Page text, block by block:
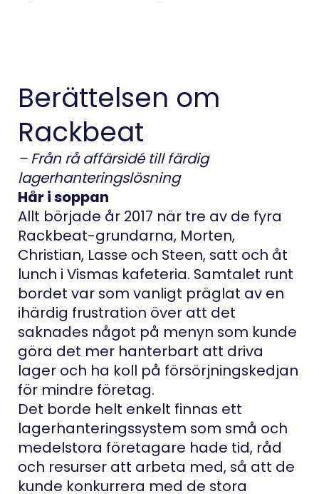
Berättelsen om
Rackbeat
– Från rå affärsidé till färdig
lagerhanteringslösning
Hår i soppan
Allt började år 2017 när tre av de fyra
Rackbeat-grundarna, Morten,
Christian, Lasse och Steen, satt och åt
lunch i Vismas kafeteria. Samtalet runt
bordet var som vanligt präglat av en
ihärdig frustration över att det
saknades något på menyn som kunde
göra det mer hanterbart att driva
lager och ha koll på försörjningskedjan
för mindre företag.
Det borde helt enkelt finnas ett
lagerhanteringssystem som små och
medelstora företagare hade tid, råd
och resurser att arbeta med, så att de
kunde konkurrera med de stora